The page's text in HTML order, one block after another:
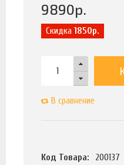
9890р.
Скидка 1850р.
В сравнение
Код Товара:
200137